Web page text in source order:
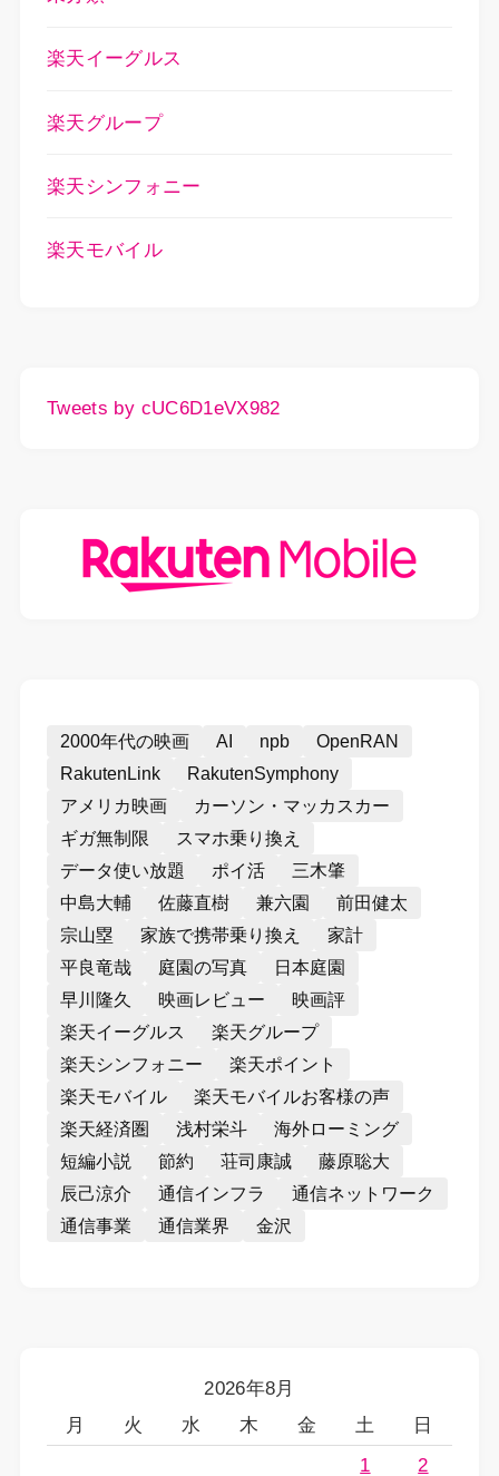
楽天イーグルス
楽天グループ
楽天シンフォニー
楽天モバイル
Tweets by cUC6D1eVX982
2000年代の映画 AI npb
OpenRAN
RakutenLink
RakutenSymphony
アメリカ映画
カーソン・マッカスカー
ギガ無制限
スマホ乗り換え
データ使い放題
ポイ活
三木肇
中島大輔
佐藤直樹 兼六園
前田健太
宗山塁
家族で携帯乗り換え
家計
平良竜哉
庭園の写真
日本庭園
早川隆久
映画レビュー
映画評
楽天イーグルス
楽天グループ
楽天シンフォニー
楽天ポイント
楽天モバイル
楽天モバイルお客様の声
楽天経済圏
浅村栄斗
海外ローミング
短編小説
節約 荘司康誠
藤原聡大
辰己涼介
通信インフラ
通信ネットワーク
通信事業
通信業界 金沢
2026年8月
月
火 水 木 金 土
日
1
2